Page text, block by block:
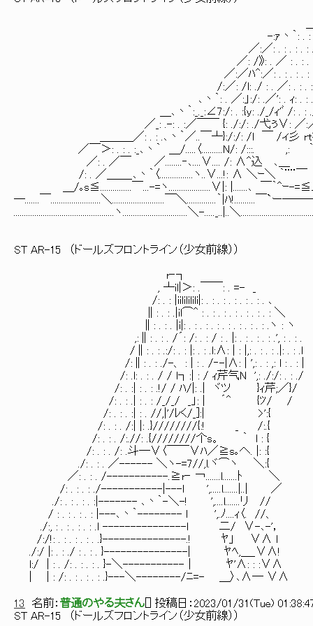
-:ｧ丶｀: . : . : .
／:／: . : . : . : . : . : ヽ
／: /》: . ／ : . : . : . : . : }
／:／ﾊ^:／: . : . : . : . : . : . :
/:／: /l: ./ : . ／: . : . : . : . : . :
､丶｀: . ／:」:/: .／': . ｨ: . : . } : . | :
＿､丶｀:_._:∠7:/: . :{y: ./_/ｨ'ﾞ /: . : ./: . /
／_: .-: . :／￣￣ {: ./:/: ./弋ぅ∨: ／:／}:厶
＿＿＿／: . : .､丶｀／..￣┴}:/:/: /l ￣ /ィ彡 rt笏
／￣＞: . : . :_､丶｀ ＿/.....〈..........N/: /:::. ,: ｀
／: . ／￣ ／........‐､....∨.... /: ∧^込 ､＿ ｕ
/: . ／＿＿_､丶｀〈................ヽ..∨...!: ∧ ＼ｰ＼ ｀¨¨￣ イ
＿/｡s≦...............￣...-=ヽ....................∨|: |.......､ ￣｀^ｰ-=≦
─.......￣........................＼.........................￣＼..............｀|ﾊ!..........￣`ー
................................................ヽ...............................＼-....._..|..＼
ST AR-15 （ドールズフロントライン（少女前線））
r‐┐
, ┴il|＞: .￣￣: . =- _
/: . : |iilililili|: . : . : . : . : . : . ､
∥: . : .|il⌒^ : . : . : . : . : . : . : ＼
∥: . : . |i|: . : . : . : . : . : . : . : .ヽ : ヽ
,:∥: . : . /´: /: . : / : . |: . : . : . : .', : . : .
/∥: . : .:/: . : |: . : .l:∧: | : |,: . : . : .|: . : .l
/:∥: . : ./-、 : | : . /‐-|∧: | ',: . : ,: l : . : |
/: .l: . : . / / l┐:| : / ｨ芹气N ',: ./:/: . : ./
/: . :| : . : .!/ / ﾊ/|: .| ヾツ }ｨ芹;／}/
/: . : .| : . : /_/_/ _」: | ´^ {ﾂ/ /
/: . : . :| : . //,|'/ﾚく/_]:| >':{
/: . : . /:| |: .}////////{:! _ /:.{
/: . : . /:.//: .{////////个s。 ｀ l : {
/: . : . /: .斗─∨〈￣￣∨ﾊ／≧s｡へ. |: :{
./: . : . ／------ ＼ヽ-=7//,l.ヾ⌒ヽ ＼:{
／: . : . /-----------.≧r‐ ￢.......l.......ﾄ ＼
/: . : . : ./-----------|---l ',.....l.......|..| ／
./: . : . : . :|------- ､丶｀-＼-! ',....l.......リ //
/ : . : . : . : |---､丶｀-------- l ',.ﾉ....ｨ〈. //、
./:, : . : . : . : .l ---------------l 二/ ∨-､-'，
/:/!: . : . : . : . .}---------------.! ﾔ」 ∨∧ l
./:/ |: . : ./ : . : . }---------------| ﾔﾍ,＿_∨∧!
l:/ | : . /: . : . : . }-＼-----------│ ﾔ'∧: : :∨∧
| | : /: . : . : . : .}---＼--------/ﾆ=- ＿〉､∧─ ∨∧
13 名前： 普通のやる夫さん ] 投稿日： 2023/01/31(Tue)
ST AR-15 （ドールズフロントライン（少女前線））